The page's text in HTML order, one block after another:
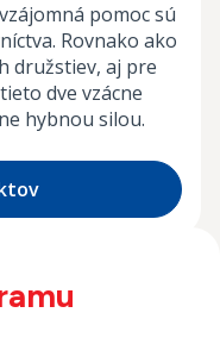
pomoc sú
Rovnako ako
družstiev, aj pre
dve vzácne
hybnou silou.